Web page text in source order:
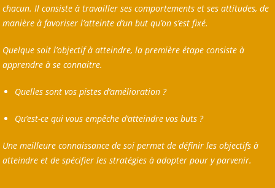
chacun. Il consiste à travailler ses comportements et ses attitudes, de
manière à favoriser l’atteinte d’un but qu’on s’est fixé.
Quelque soit l’objectif à atteindre, la première étape consiste à
apprendre à se connaitre.
Quelles sont vos pistes d’amélioration ?
Qu’est-ce qui vous empêche d’atteindre vos buts ?
Une meilleure connaissance de soi permet de définir les objectifs à
atteindre et de spécifier les stratégies à adopter pour y parvenir.